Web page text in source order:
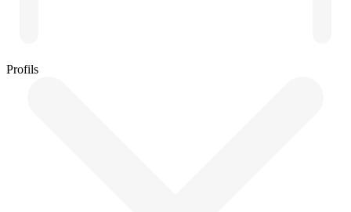
Profils